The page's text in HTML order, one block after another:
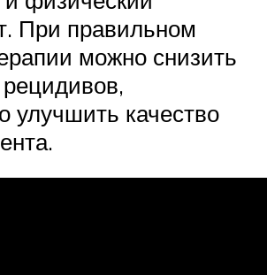
При правильном
можно снизить
улучшить качество